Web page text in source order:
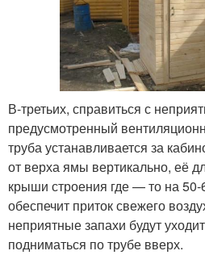
В-третьих, справиться с
предусмотренный
труба устанавливается за
от верха ямы вертикально, её
крыши строения где — то на
обеспечит приток свежего
неприятные запахи будут
подниматься по трубе вверх.